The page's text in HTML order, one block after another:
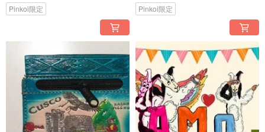
Pinkoi限定 Pinkoi限定